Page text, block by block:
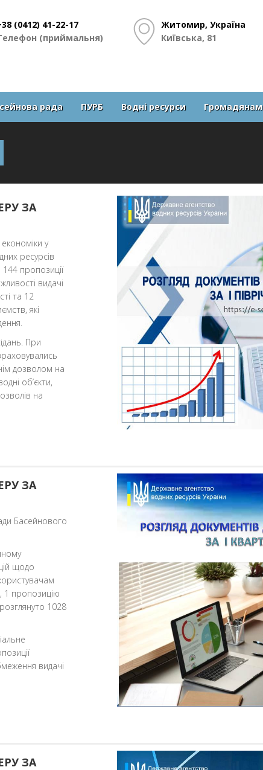
(0412) 41-22-17
(приймальня)
Житомир, Україна
Київська, 81
рада ПУРБ Водні ресурси Громадянам
ЗА
у
ресурсів
144 пропозиції
видачі
та 12
які
При
дозволом на
об’єкти,
на
ЗА
Басейнового
щодо
1 пропозицію
1028
видачі
ЗА